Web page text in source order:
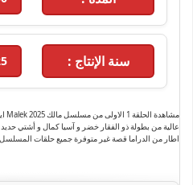
سنة الإنتاج :
عالية من بطولة ذو الفقار خضر و آسيا كمال و أشتي
اطار من الدراما قصة غير متوفرة جميع حلقات المسلسل